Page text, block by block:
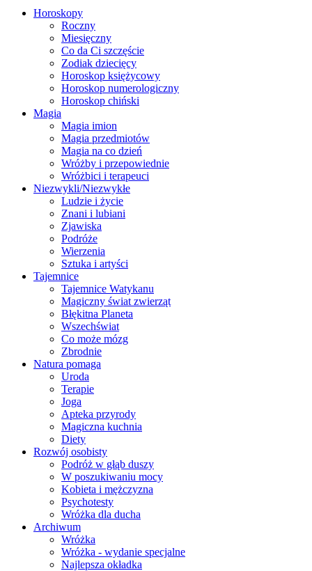
Horoskopy
Roczny
Miesięczny
Co da Ci szczęście
Zodiak dziecięcy
Horoskop księżycowy
Horoskop numerologiczny
Horoskop chiński
Magia
Magia imion
Magia przedmiotów
Magia na co dzień
Wróżby i przepowiednie
Wróżbici i terapeuci
Niezwykli/Niezwykłe
Ludzie i życie
Znani i lubiani
Zjawiska
Podróże
Wierzenia
Sztuka i artyści
Tajemnice
Tajemnice Watykanu
Magiczny świat zwierząt
Błękitna Planeta
Wszechświat
Co może mózg
Zbrodnie
Natura pomaga
Uroda
Terapie
Joga
Apteka przyrody
Magiczna kuchnia
Diety
Rozwój osobisty
Podróż w głąb duszy
W poszukiwaniu mocy
Kobieta i mężczyzna
Psychotesty
Wróżka dla ducha
Archiwum
Wróżka
Wróżka - wydanie specjalne
Najlepsza okładka